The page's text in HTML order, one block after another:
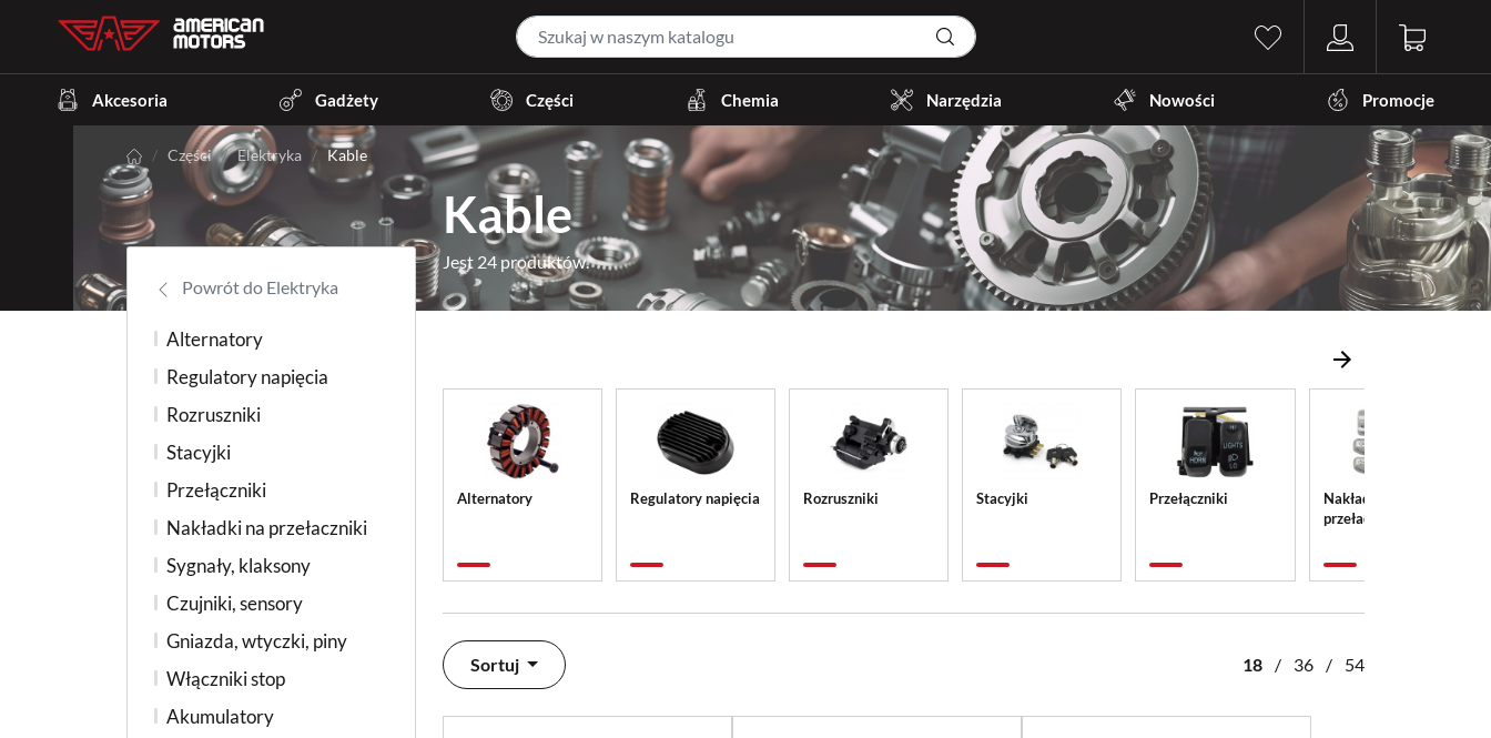
Akcesoria Gadżety Części Chemia Narzędzia Nowości Promocje
Części Elektryka Kable
Kable
Jest 24 produktów.
Powrót do Elektryka
Alternatory
Regulatory napięcia
Rozruszniki
Stacyjki
Przełączniki
Nakładki na przełaczniki
Sygnały, klaksony
Czujniki, sensory
Gniazda, wtyczki, piny
Włączniki stop
Akumulatory
Alternatory Regulatory napięcia Rozruszniki Stacyjki Przełączniki
Nakładki na
przełaczniki
18 / 36 / 54
Sortuj